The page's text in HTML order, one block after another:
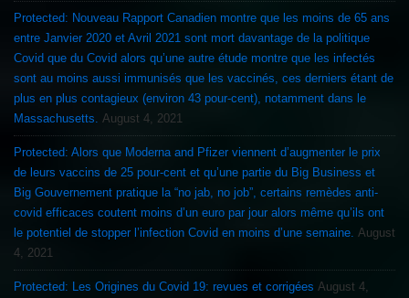
Protected: Nouveau Rapport Canadien montre que les moins de 65 ans
entre Janvier 2020 et Avril 2021 sont mort davantage de la politique
Covid que du Covid alors qu’une autre étude montre que les infectés
sont au moins aussi immunisés que les vaccinés, ces derniers étant de
plus en plus contagieux (environ 43 pour-cent), notamment dans le
Massachusetts.
August 4, 2021
Protected: Alors que Moderna and Pfizer viennent d’augmenter le prix
de leurs vaccins de 25 pour-cent et qu’une partie du Big Business et
Big Gouvernement pratique la “no jab, no job”, certains remèdes anti-
covid efficaces coutent moins d’un euro par jour alors même qu’ils ont
le potentiel de stopper l’infection Covid en moins d’une semaine. August
4, 2021
Protected: Les Origines du Covid 19: revues et corrigées August 4,